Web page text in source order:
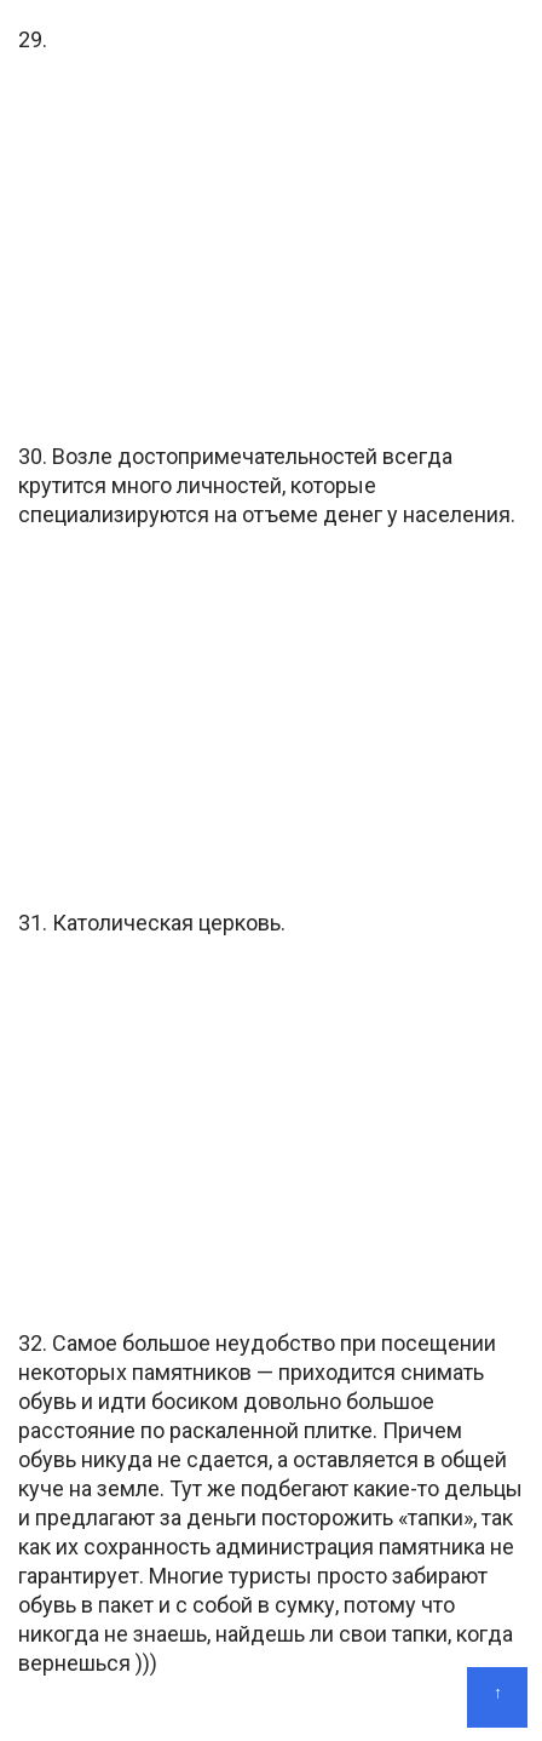
29.
30. Возле достопримечательностей всегда
крутится много личностей, которые
специализируются на отъеме денег у населения.
31. Католическая церковь.
32. Самое большое неудобство при посещении
некоторых памятников — приходится снимать
обувь и идти босиком довольно большое
расстояние по раскаленной плитке. Причем
обувь никуда не сдается, а оставляется в общей
куче на земле. Тут же подбегают какие-то дельцы
и предлагают за деньги посторожить «тапки», так
как их сохранность администрация памятника не
гарантирует. Многие туристы просто забирают
обувь в пакет и с собой в сумку, потому что
никогда не знаешь, найдешь ли свои тапки, когда
вернешься )))
↑